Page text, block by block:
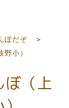
ぼだぞ ＞
小）
ぼ（上